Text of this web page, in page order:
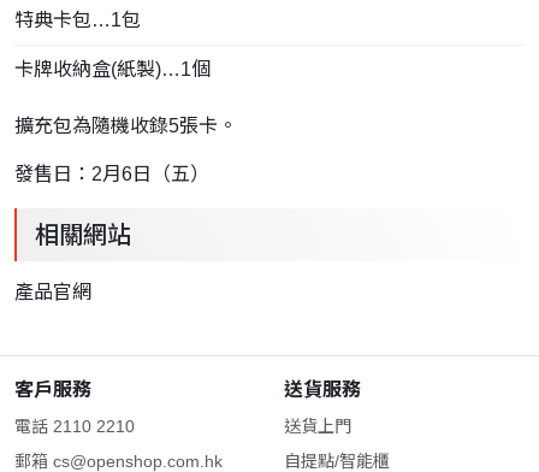
特典卡包…1包
卡牌收納盒(紙製)…1個
擴充包為隨機收錄5張卡。
發售日：2月6日（五）
相關網站
產品官網
客戶服務
電話 2110 2210
郵箱 cs@openshop.com.hk
送貨服務
送貨上門
自提點/智能櫃